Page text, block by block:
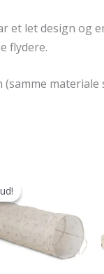
et let design og
flydere.